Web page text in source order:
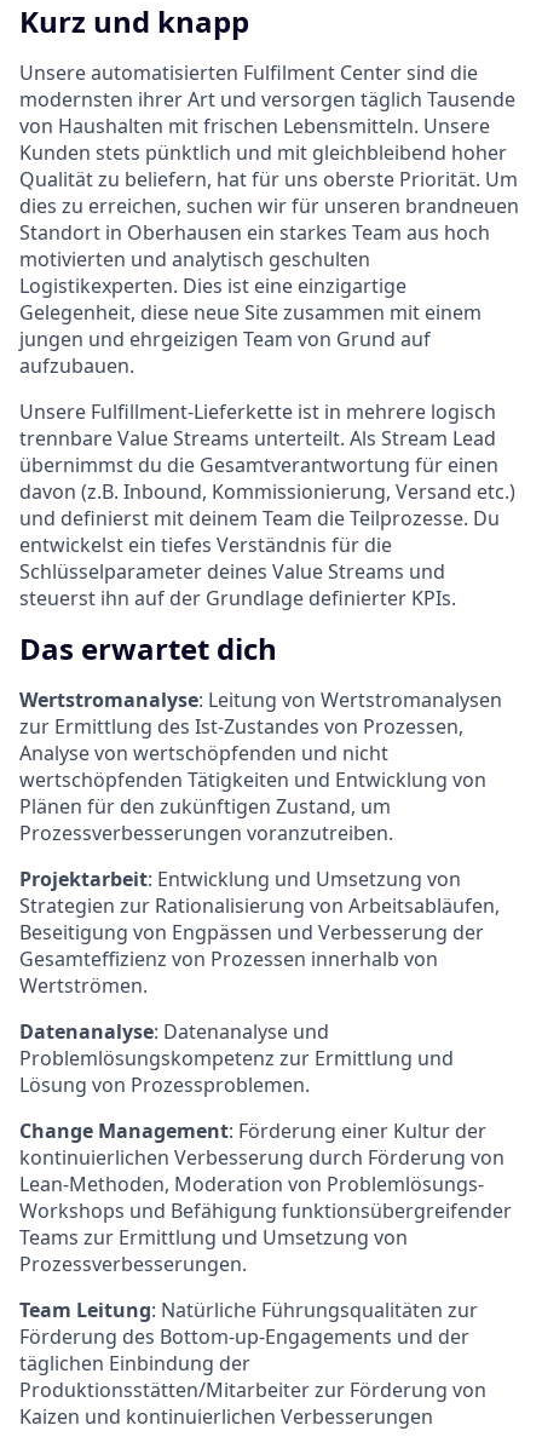
Kurz und knapp
Unsere automatisierten Fulfilment Center sind die
modernsten ihrer Art und versorgen täglich Tausende
von Haushalten mit frischen Lebensmitteln. Unsere
Kunden stets pünktlich und mit gleichbleibend hoher
Qualität zu beliefern, hat für uns oberste Priorität. Um
dies zu erreichen, suchen wir für unseren brandneuen
Standort in Oberhausen ein starkes Team aus hoch
motivierten und analytisch geschulten
Logistikexperten. Dies ist eine einzigartige
Gelegenheit, diese neue Site zusammen mit einem
jungen und ehrgeizigen Team von Grund auf
aufzubauen.
Unsere Fulfillment-Lieferkette ist in mehrere logisch
trennbare Value Streams unterteilt. Als Stream Lead
übernimmst du die Gesamtverantwortung für einen
davon (z.B. Inbound, Kommissionierung, Versand etc.)
und definierst mit deinem Team die Teilprozesse. Du
entwickelst ein tiefes Verständnis für die
Schlüsselparameter deines Value Streams und
steuerst ihn auf der Grundlage definierter KPIs.
Das erwartet dich
Wertstromanalyse: Leitung von Wertstromanalysen
zur Ermittlung des Ist-Zustandes von Prozessen,
Analyse von wertschöpfenden und nicht
wertschöpfenden Tätigkeiten und Entwicklung von
Plänen für den zukünftigen Zustand, um
Prozessverbesserungen voranzutreiben.
Projektarbeit: Entwicklung und Umsetzung von
Strategien zur Rationalisierung von Arbeitsabläufen,
Beseitigung von Engpässen und Verbesserung der
Gesamteffizienz von Prozessen innerhalb von
Wertströmen.
Datenanalyse: Datenanalyse und
Problemlösungskompetenz zur Ermittlung und
Lösung von Prozessproblemen.
Change Management: Förderung einer Kultur der
kontinuierlichen Verbesserung durch Förderung von
Lean-Methoden, Moderation von Problemlösungs-
Workshops und Befähigung funktionsübergreifender
Teams zur Ermittlung und Umsetzung von
Prozessverbesserungen.
Team Leitung: Natürliche Führungsqualitäten zur
Förderung des Bottom-up-Engagements und der
täglichen Einbindung der
Produktionsstätten/Mitarbeiter zur Förderung von
Kaizen und kontinuierlichen Verbesserungen